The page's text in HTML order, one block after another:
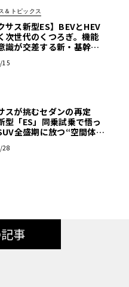
＆トピックス
サス新型ES】BEVとHEV
次世代のくつろぎ。機能
識が交差する新・基幹セ
15
スが挑むセダンの再定
型「ES」同乗試乗で悟っ
全盛期に放つ“空間体
28
事